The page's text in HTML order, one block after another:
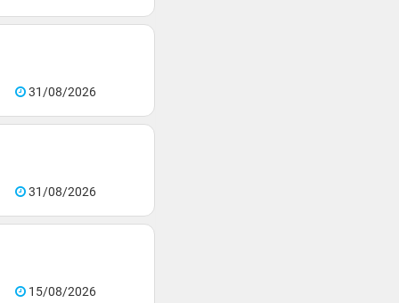
31/08/2026
31/08/2026
15/08/2026